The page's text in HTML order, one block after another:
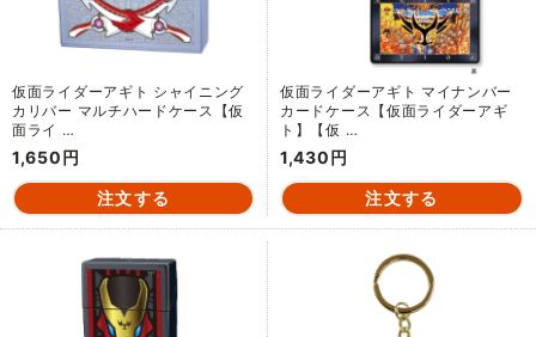
仮面ライダーアギト シャイニング
カリバー マルチハードケース【仮
面ライ …
1,650円
仮面ライダーアギト マイナンバー
カードケース【仮面ライダーアギ
ト】【仮 …
1,430円